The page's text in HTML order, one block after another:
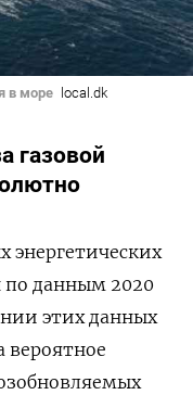
в море local.dk
газовой
энергетических
по данным 2020
этих данных
вероятное